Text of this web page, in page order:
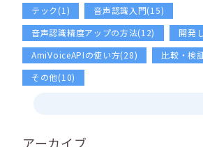
テック(1)
音声認識入門(15)
音声認識精度アップの方法(12)
開発
AmiVoiceAPIの使い方(28)
比較・検
その他(10)
アーカイブ